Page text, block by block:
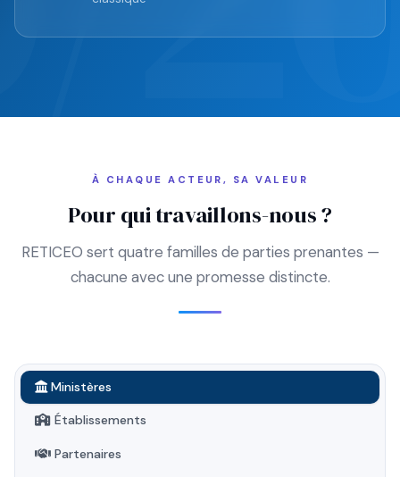
À CHAQUE ACTEUR, SA VALEUR
Pour qui travaillons-nous ?
RETICEO sert quatre familles de parties prenantes —
chacune avec une promesse distincte.
Ministères
Établissements
Partenaires